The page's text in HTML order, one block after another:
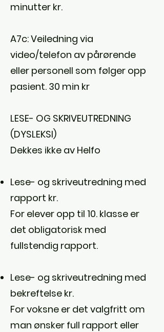
minutter kr.
A7c: Veiledning via
video/telefon av pårørende
eller personell som følger opp
pasient. 30 min kr
LESE- OG SKRIVEUTREDNING
(DYSLEKSI)
Dekkes ikke av Helfo
Lese- og skriveutredning med
rapport kr.
For elever opp til 10. klasse er
det obligatorisk med
fullstendig rapport.
Lese- og skriveutredning med
bekreftelse kr.
For voksne er det valgfritt om
man ønsker full rapport eller